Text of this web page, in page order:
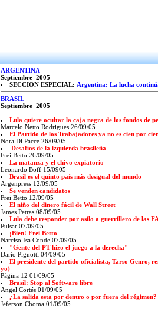
ARGENTINA
Septiembre 2005
SECCION ESPECIAL: Argentina: La lucha
BRASIL
Septiembre 2005
Lula quiere ocultar la caja negra de los fondos de
Marcelo Netto Rodrigues 26/09/05
El Partido de los Trabajadores ya no es cien por
Nora Di Pacce 26/09/05
Desafíos de la izquierda brasileña
Frei Betto 26/09/05
La matanza y el chivo expiatorio
Leonardo Boff 15/0905
Brasil es el quinto país más desigual del mundo
Argenpress 12/09/05
Se venden candidatos
Frei Betto 12/09/05
El niño del dinero fácil de Wall Street
James Petras 08/09/05
Lula debe responder por asilo a guerrillero de las
Pulsar 07/09/05
¡Bien! Frei Betto
Narciso Isa Conde 07/09/05
"Gente del PT hizo el juego a la derecha"
Darío Pignotti 04/09/05
El presidente del partido oficialista, Tarso Genro,
yo)
Página 12 01/09/05
Brasil: Stop al Software libre
Angel Cortés 01/09/05
¿La salida esta por dentro o por fuera del régimen?
Jeferson Choma 01/09/05